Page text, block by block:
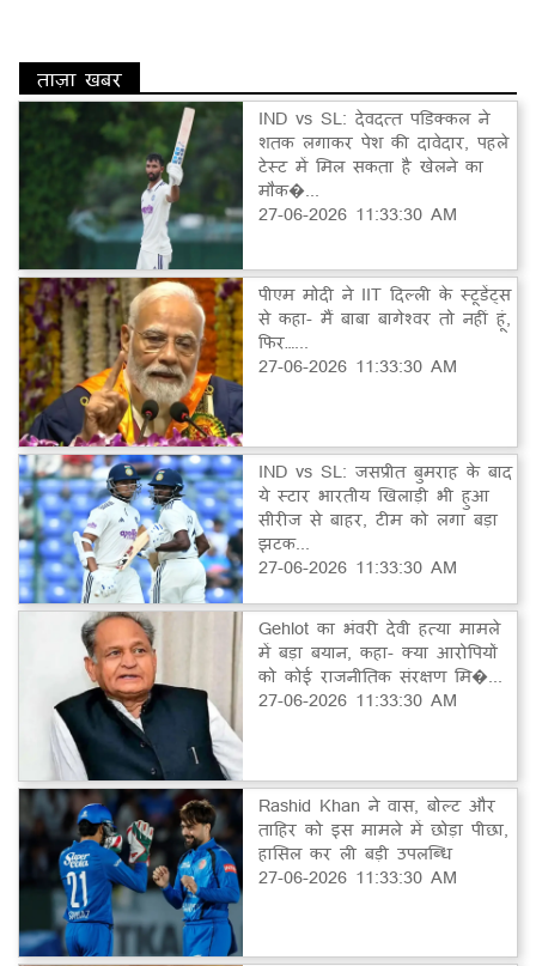
ताज़ा खबर
IND vs SL: देवदत्त पडिक्कल ने
शतक लगाकर पेश की दावेदार, पहले
टेस्ट में मिल सकता है खेलने का
मौक�...
27-06-2026 11:33:30 AM
पीएम मोदी ने IIT दिल्ली के स्टूडेंट्स
से कहा- मैं बाबा बागेश्वर तो नहीं हूं,
फिर…...
27-06-2026 11:33:30 AM
IND vs SL: जसप्रीत बुमराह के बाद
ये स्टार भारतीय खिलाड़ी भी हुआ
सीरीज से बाहर, टीम को लगा बड़ा
झटक...
27-06-2026 11:33:30 AM
Gehlot का भंवरी देवी हत्या मामले
में बड़ा बयान, कहा- क्या आरोपियों
को कोई राजनीतिक संरक्षण मि�...
27-06-2026 11:33:30 AM
Rashid Khan ने वास, बोल्ट और
ताहिर को इस मामले में छोड़ा पीछा,
हासिल कर ली बड़ी उपलब्धि
27-06-2026 11:33:30 AM